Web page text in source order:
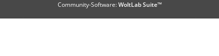
Community-Software:WoltLab Suite™